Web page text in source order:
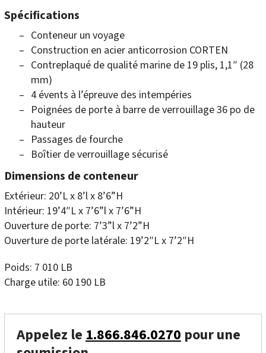
Spécifications
Conteneur un voyage
Construction en acier anticorrosion CORTEN
Contreplaqué de qualité marine de 19 plis, 1,1″ (28
mm)
4 évents à l’épreuve des intempéries
Poignées de porte à barre de verrouillage 36 po de
hauteur
Passages de fourche
Boîtier de verrouillage sécurisé
Dimensions de conteneur
Extérieur: 20’L x 8’l x 8’6”H
Intérieur: 19’4″L x 7’6”l x 7’6”H
Ouverture de porte: 7’3”l x 7’2”H
Ouverture de porte latérale: 19’2″L x 7’2″H
Poids: 7 010 LB
Charge utile: 60 190 LB
Appelez le 1.866.846.0270 pour une